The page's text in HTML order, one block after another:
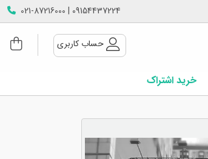
09154437224 | 021-87216000
حساب کاربری
خرید اشتراک